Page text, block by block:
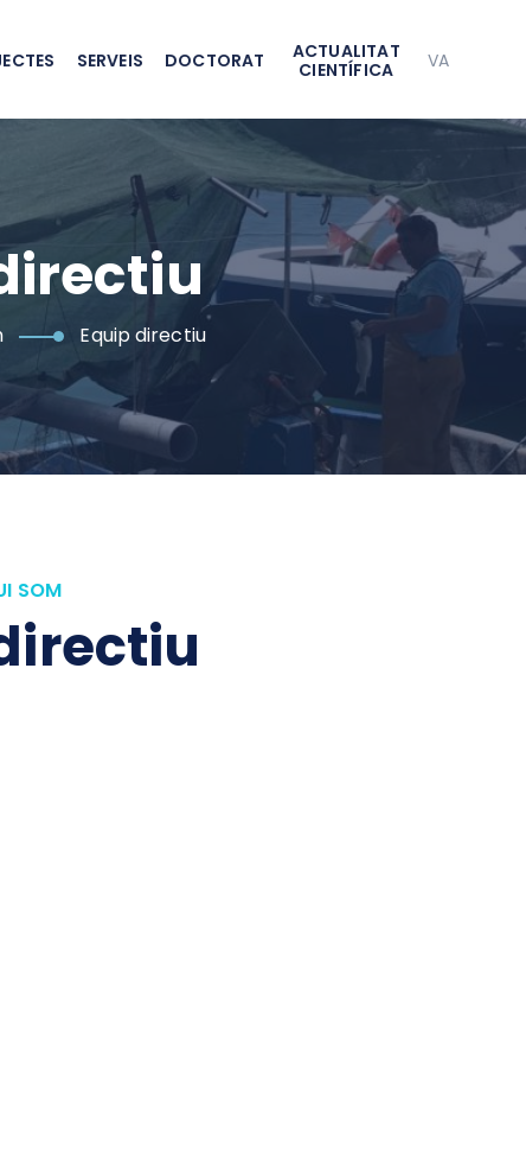
SERVEIS DOCTORAT
ACTUALITAT
CIENTÍFICA
VA
Equip directiu
SOM